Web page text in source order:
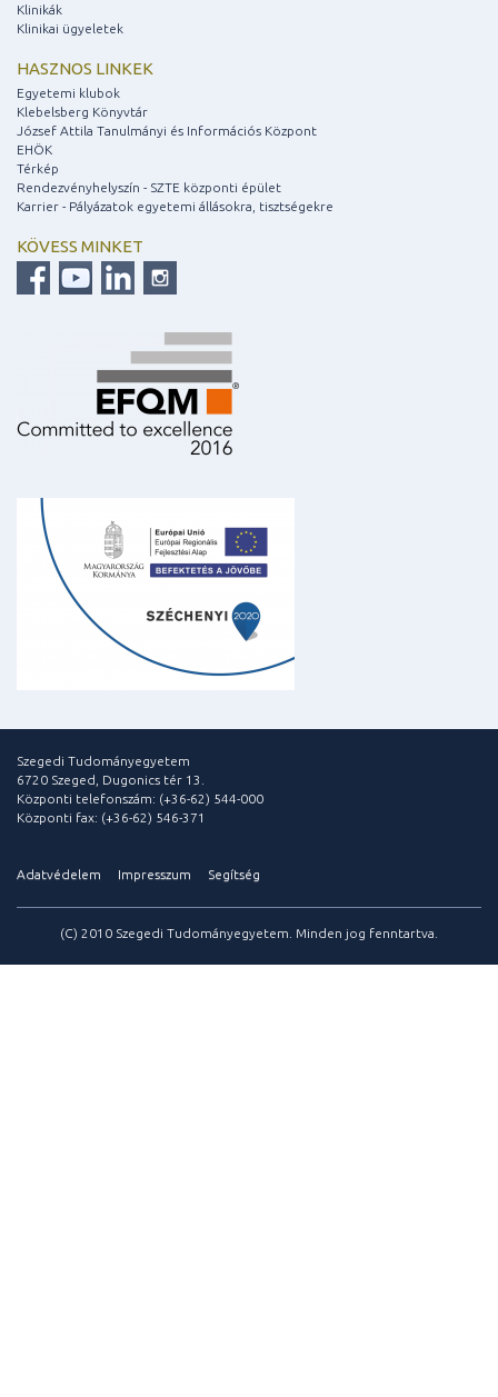
Klinikák
Klinikai ügyeletek
HASZNOS LINKEK
Egyetemi klubok
Klebelsberg Könyvtár
József Attila Tanulmányi és Információs Központ
EHÖK
Térkép
Rendezvényhelyszín - SZTE központi épület
Karrier - Pályázatok egyetemi állásokra, tisztségekre
KÖVESS MINKET
Szegedi Tudományegyetem
6720 Szeged, Dugonics tér 13.
Központi telefonszám: (+36-62) 544-000
Központi fax: (+36-62) 546-371
Adatvédelem Impresszum Segítség
(C) 2010 Szegedi Tudományegyetem. Minden jog fenntartva.